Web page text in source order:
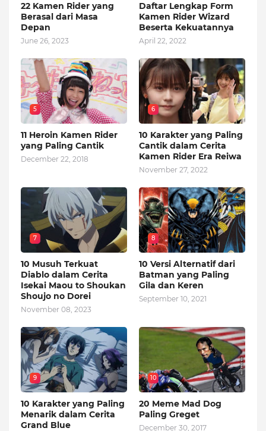
22 Kamen Rider yang
Berasal dari Masa
Depan
June 26, 2023
Daftar Lengkap Form
Kamen Rider Wizard
Beserta Kekuatannya
April 22, 2022
5
11 Heroin Kamen Rider
yang Paling Cantik
December 22, 2018
6
10 Karakter yang Paling
Cantik dalam Cerita
Kamen Rider Era Reiwa
November 27, 2022
7
10 Musuh Terkuat
Diablo dalam Cerita
Isekai Maou to Shoukan
Shoujo no Dorei
November 08, 2023
8
10 Versi Alternatif dari
Batman yang Paling
Gila dan Keren
September 10, 2021
9
10 Karakter yang Paling
Menarik dalam Cerita
Grand Blue
10
20 Meme Mad Dog
Paling Greget
December 30, 2017